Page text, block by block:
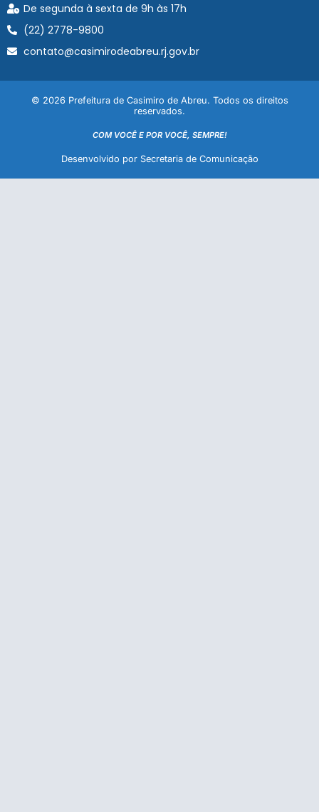
De segunda à sexta de 9h às 17h
(22) 2778-9800
contato@casimirodeabreu.rj.gov.br
© 2026 Prefeitura de Casimiro de Abreu. Todos os direitos
reservados.
COM VOCÊ E POR VOCÊ, SEMPRE!
Desenvolvido por Secretaria de Comunicação